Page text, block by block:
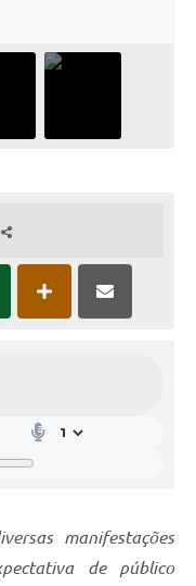
manifestações
de público